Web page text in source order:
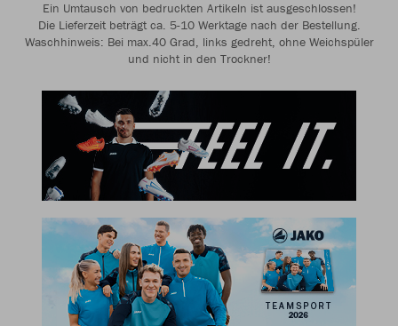
Ein Umtausch von bedruckten Artikeln ist ausgeschlossen!
Die Lieferzeit beträgt ca. 5-10 Werktage nach der Bestellung.
Waschhinweis: Bei max.40 Grad, links gedreht, ohne Weichspüler
und nicht in den Trockner!